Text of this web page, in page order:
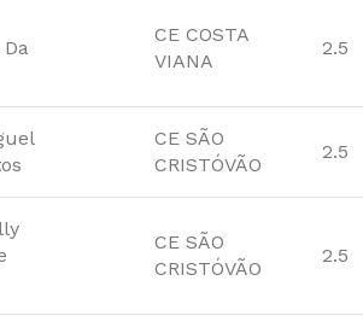
CE COSTA
VIANA
2.5
CE SÃO
CRISTÓVÃO
2.5
CE SÃO
CRISTÓVÃO
2.5